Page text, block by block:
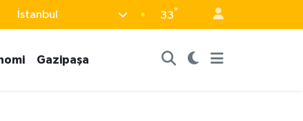
İstanbul 33°
Gazipaşa